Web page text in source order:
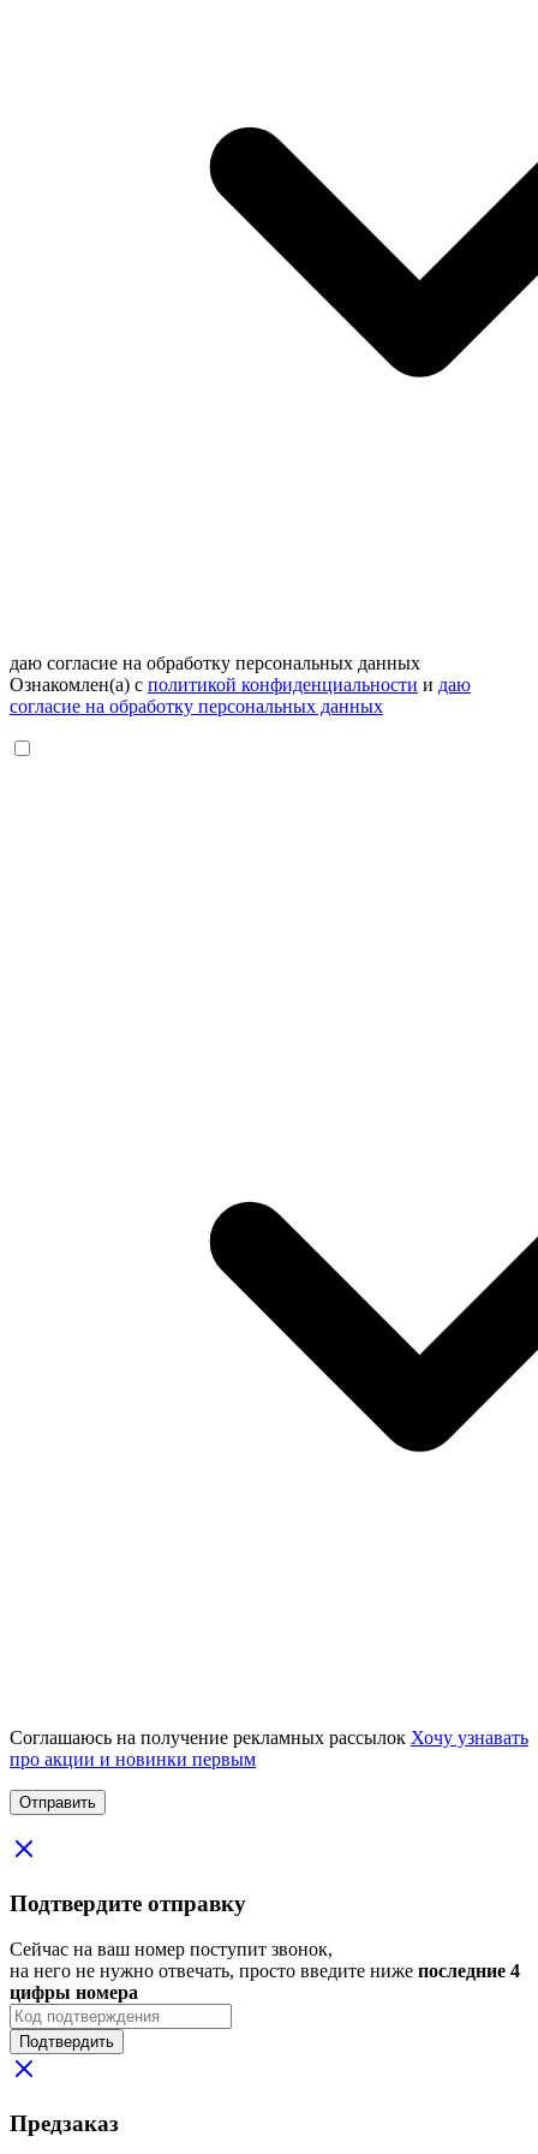
даю согласие на обработку персональных данных
Ознакомлен(а) с политикой конфиденциальности и даю
согласие на обработку персональных данных
Соглашаюсь на получение рекламных рассылок Хочу узнавать
про акции и новинки первым
Подтвердите отправку
Сейчас на ваш номер поступит звонок,
на него не нужно отвечать, просто введите ниже последние 4
цифры номера
Подтвердить
Предзаказ